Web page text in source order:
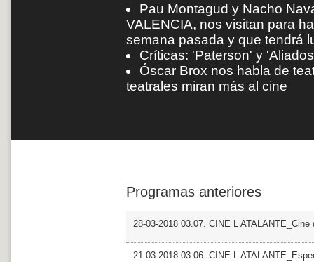
Pau Montagud y Nacho
VALENCIA, nos visitan para
semana pasada y que tendrá
Críticas: 'Paterson' y
Óscar Brox nos habla de
teatrales miran más al cine
Programas anteriores
28-03-2018 03.07. CINE L
21-03-2018 03.06. CINE L